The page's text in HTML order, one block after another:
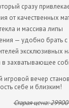
сразу
от качественных
и массива липы
— удобно брать
эксклюзивных
захватывающее
вечер
себе и близким!
Старая цена:29900